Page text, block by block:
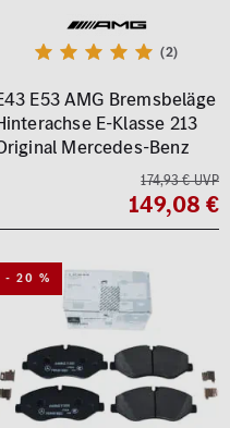
(2)
E53 AMG Bremsbeläge
E-Klasse 213
Mercedes-Benz
174,93 € UVP
149,08 €
- 20 %